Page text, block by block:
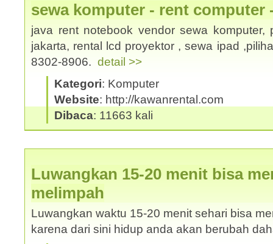
sewa komputer - rent computer
java rent notebook vendor sewa
jakarta, rental lcd proyektor , sewa ipad
8302-8906. detail >>
Kategori: Komputer
Website: http://kawanrental.com
Dibaca: 11663 kali
Luwangkan 15-20 menit bisa
melimpah
Luwangkan waktu 15-20 menit sehari bisa
karena dari sini hidup anda akan berubah